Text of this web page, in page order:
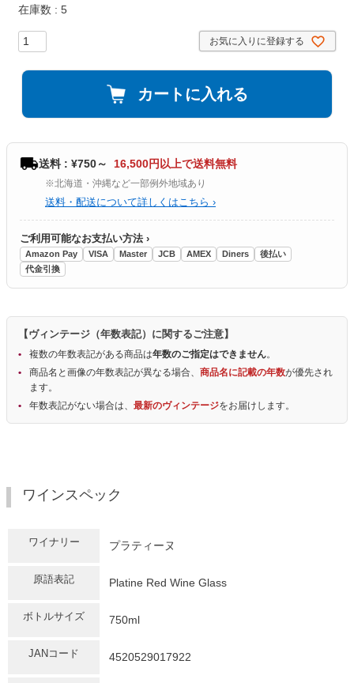
在庫数
5
お気に入りに登録する
カートに入れる
送料 : ¥750～ 16,500円以上で送料無料
※北海道・沖縄など一部例外地域あり
送料・配送について詳しくはこちら ›
ご利用可能なお支払い方法 ›
Amazon Pay VISA Master JCB AMEX Diners
後払い
代金引換
【ヴィンテージ（年数表記）に関するご注意】
複数の年数表記がある商品は年数のご指定はできません。
商品名と画像の年数表記が異なる場合、 商品名に記載の年数が優先され
ます。
年数表記がない場合は、 最新のヴィンテージをお届けします。
ワインスペック
ワイナリー プラティーヌ
原語表記 Platine Red Wine Glass
ボトルサイズ 750ml
JANコード 4520529017922